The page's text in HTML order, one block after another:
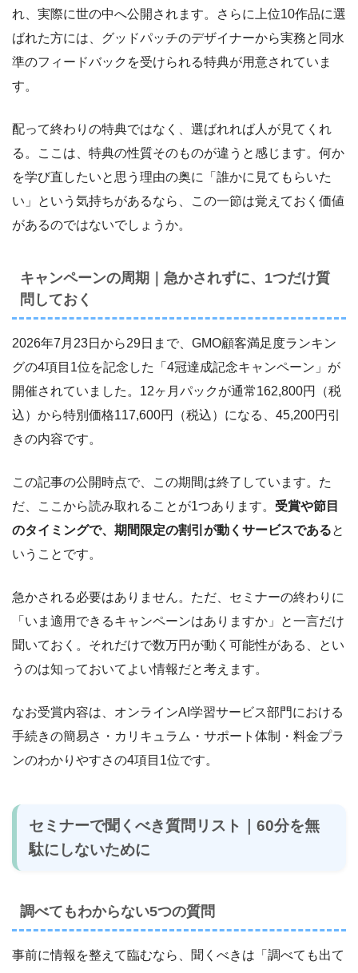
れ、実際に世の中へ公開されます。さらに上位10作品に選
ばれた方には、グッドパッチのデザイナーから実務と同水
準のフィードバックを受けられる特典が用意されていま
す。
配って終わりの特典ではなく、選ばれれば人が見てくれ
る。ここは、特典の性質そのものが違うと感じます。何か
を学び直したいと思う理由の奥に「誰かに見てもらいた
い」という気持ちがあるなら、この一節は覚えておく価値
があるのではないでしょうか。
キャンペーンの周期｜急かされずに、1つだけ質
問しておく
2026年7月23日から29日まで、GMO顧客満足度ランキン
グの4項目1位を記念した「4冠達成記念キャンペーン」が
開催されていました。12ヶ月パックが通常162,800円（税
込）から特別価格117,600円（税込）になる、45,200円引
きの内容です。
この記事の公開時点で、この期間は終了しています。た
だ、ここから読み取れることが1つあります。 受賞や節目
のタイミングで、期間限定の割引が動くサービスであると
いうことです。
急かされる必要はありません。ただ、セミナーの終わりに
「いま適用できるキャンペーンはありますか」と一言だけ
聞いておく。それだけで数万円が動く可能性がある、とい
うのは知っておいてよい情報だと考えます。
なお受賞内容は、オンラインAI学習サービス部門における
手続きの簡易さ・カリキュラム・サポート体制・料金プラ
ンのわかりやすさの4項目1位です。
セミナーで聞くべき質問リスト｜60分を無
駄にしないために
調べてもわからない5つの質問
事前に情報を整えて臨むなら、聞くべきは「調べても出て